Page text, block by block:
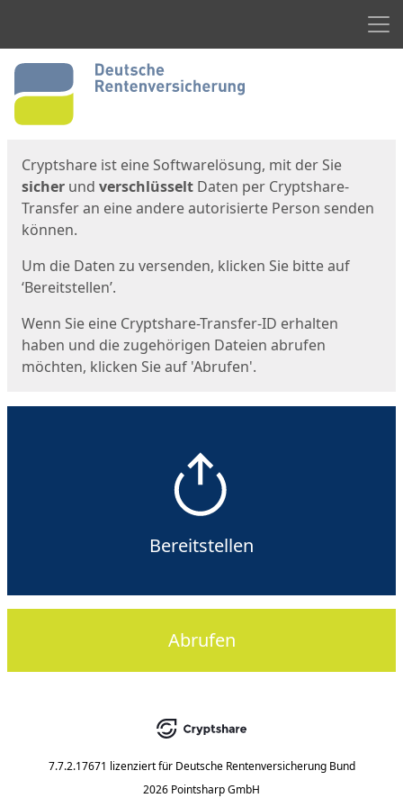
Start
Cryptshare ist eine Softwarelösung, mit der Sie
sicher und verschlüsselt Daten per Cryptshare-
Transfer an eine andere autorisierte Person senden
können.
Um die Daten zu versenden, klicken Sie bitte auf
‘Bereitstellen’.
Wenn Sie eine Cryptshare-Transfer-ID erhalten
haben und die zugehörigen Dateien abrufen
möchten, klicken Sie auf 'Abrufen'.
Bereitstellen
Abrufen
7.7.2.17671 lizenziert für Deutsche Rentenversicherung Bund
2026 Pointsharp GmbH